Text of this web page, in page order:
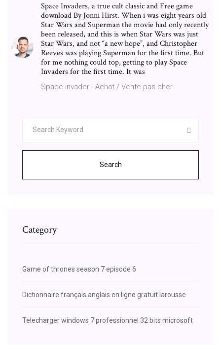
Space Invaders, a true cult classic and Free game
download By Jonni Hirst. When i was eight years old
Star Wars and Superman the movie had only recently
been released, and this is when Star Wars was just
Star Wars, and not “a new hope”, and Christopher
Reeves was playing Superman for the first time. But
for me nothing could top, getting to play Space
Invaders for the first time. It was
Space invader - Achat / Vente pas cher
Search
Category
Game of thrones season 7 episode 6
Dictionnaire français anglais en ligne gratuit larousse
Telecharger windows 7 professionnel 32 bits microsoft